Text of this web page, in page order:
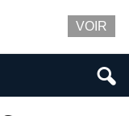
VOIR